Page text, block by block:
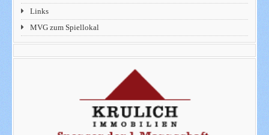
Links
MVG zum Spiellokal